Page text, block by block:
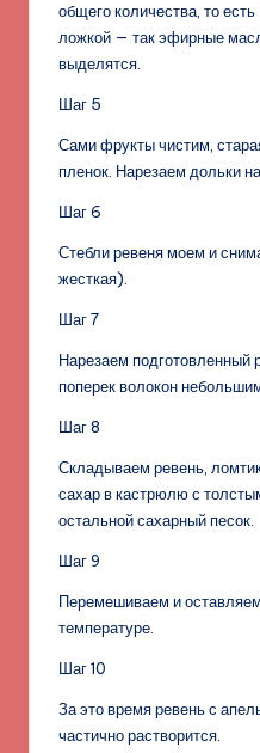
общего количества, то
ложкой — так эфирные
выделятся.
Шаг 5
Сами фрукты чистим,
пленок. Нарезаем дольки
Шаг 6
Стебли ревеня моем и
жесткая).
Шаг 7
Нарезаем
поперек волокон
Шаг 8
Складываем ревень,
сахар в кастрюлю с
остальной сахарный песок.
Шаг 9
Перемешиваем и
температуре.
Шаг 10
За это время ревень с
частично растворится.